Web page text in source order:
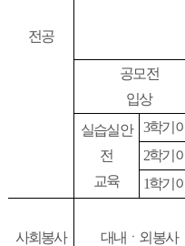
전공
공모전
입상
실습실안
전
교육
3학기
2학기
1학기
사회봉사 대내ㆍ외봉사